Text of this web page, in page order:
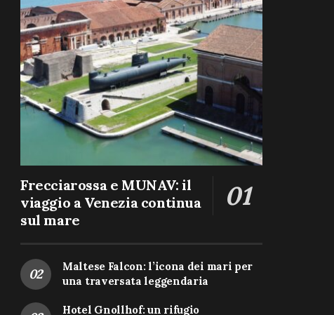
Frecciarossa e MUNAV: il
viaggio a Venezia continua
sul mare
Maltese Falcon: l’icona dei mari per
una traversata leggendaria
Hotel Gnollhof: un rifugio